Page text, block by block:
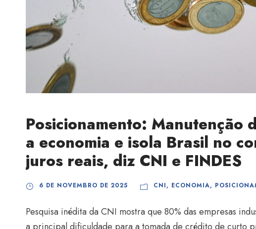
Posicionamento: Manutenção
a economia e isola Brasil no
juros reais, diz CNI e FINDES
6 DE NOVEMBRO DE 2025 CNI, ECONOMIA,
Pesquisa inédita da CNI mostra que 80% das empresas